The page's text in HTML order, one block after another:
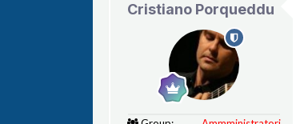
Cristiano Porqueddu